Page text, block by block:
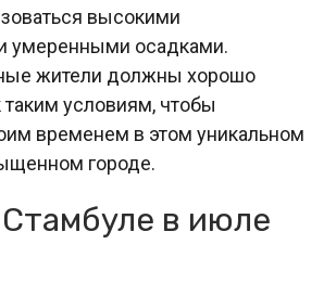
высокими
умеренными осадками.
жители должны хорошо
таким условиям, чтобы
временем в этом уникальном
городе.
в июле